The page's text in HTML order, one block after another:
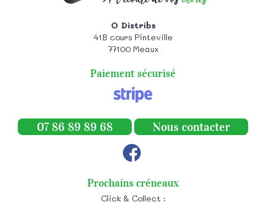
O Distribs
41B cours Pinteville
77100 Meaux
Paiement sécurisé
07 86 89 89 68 Nous contacter
Prochains créneaux
Click & Collect :